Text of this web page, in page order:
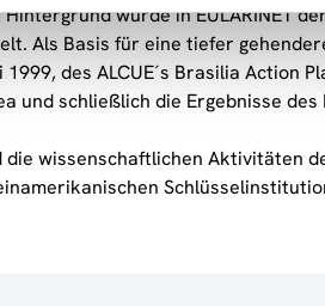
wurde in EULARINET
Als Basis für eine tiefer
des ALCUE´s Brasilia Action
und schließlich die Ergebnisse
die wissenschaftlichen Aktivitäten